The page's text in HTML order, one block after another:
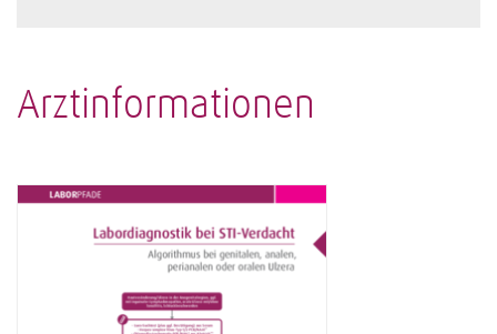
Arztinformationen